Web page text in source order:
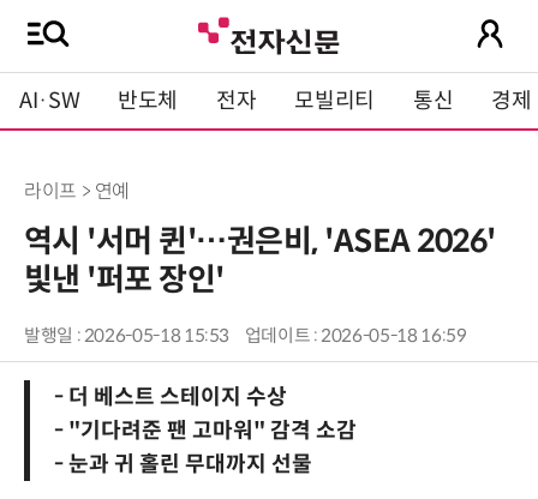
AI·SW 반도체 전자 모빌리티 통신 경제
라이프 > 연예
역시 '서머 퀸'…권은비, 'ASEA 2026'
빛낸 '퍼포 장인'
발행일 : 2026-05-18 15:53 업데이트 : 2026-05-18 16:59
- 더 베스트 스테이지 수상
- "기다려준 팬 고마워" 감격 소감
- 눈과 귀 홀린 무대까지 선물